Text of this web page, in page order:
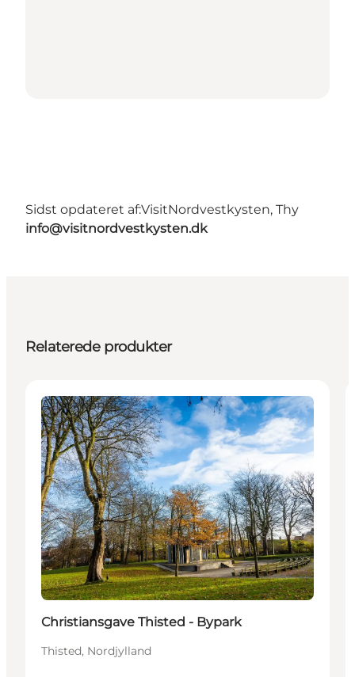
Sidst opdateret af:VisitNordvestkysten, Thy
info@visitnordvestkysten.dk
Relaterede produkter
Attraktioner
Christiansgave Thisted - Bypark
Thisted, Nordjylland